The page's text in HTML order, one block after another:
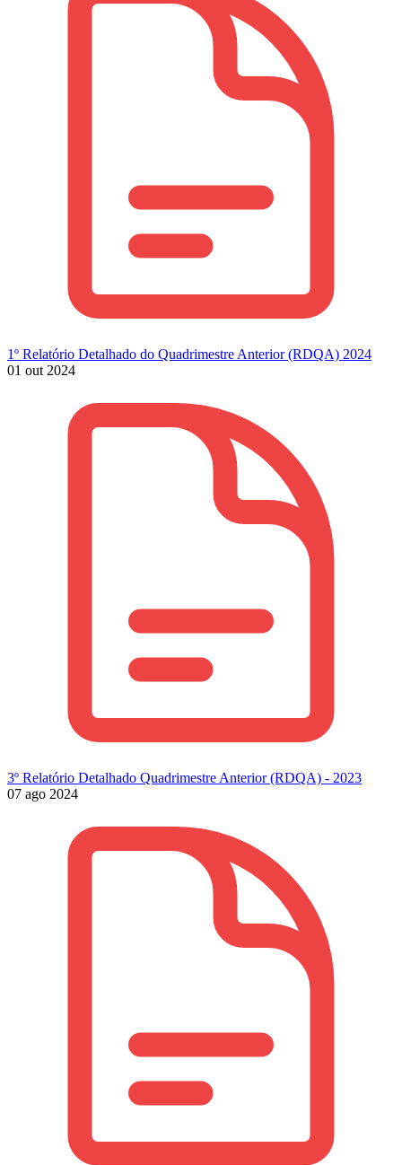
1º Relatório Detalhado do Quadrimestre Anterior (RDQA) 2024
01 out 2024
3º Relatório Detalhado Quadrimestre Anterior (RDQA) - 2023
07 ago 2024